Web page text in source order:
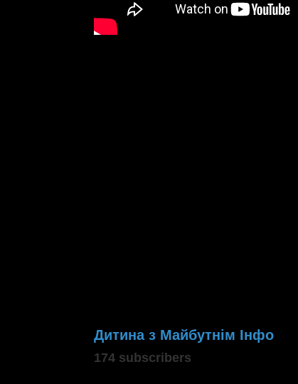
Дитина з Майбутнім Інфо
174 subscribers